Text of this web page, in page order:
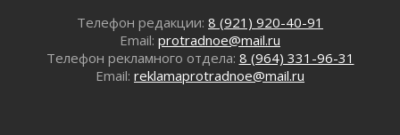
В музей всей семьёй
01 августа 2026
Без заявлений и очередей
01 августа 2026
Телефон редакции: 8 (921) 920-40-91
Email: protradnoe@mail.ru
Телефон рекламного отдела: 8 (964) 331-96-31
Email: reklamaprotradnoe@mail.ru